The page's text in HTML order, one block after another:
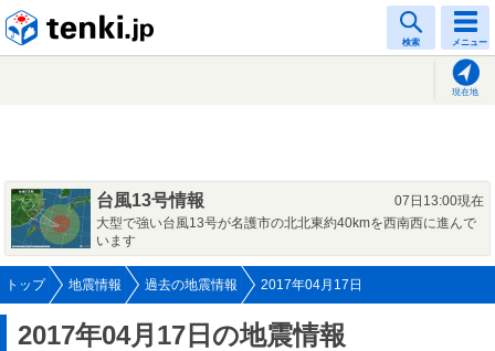
検索 メニュー
現在地
台風13号情報
07日13:00現在
大型で強い台風13号が名護市の北北東約40kmを西南西に進んで
います
トップ 地震情報 過去の地震情報 2017年04月17日
2017年04月17日の地震情報